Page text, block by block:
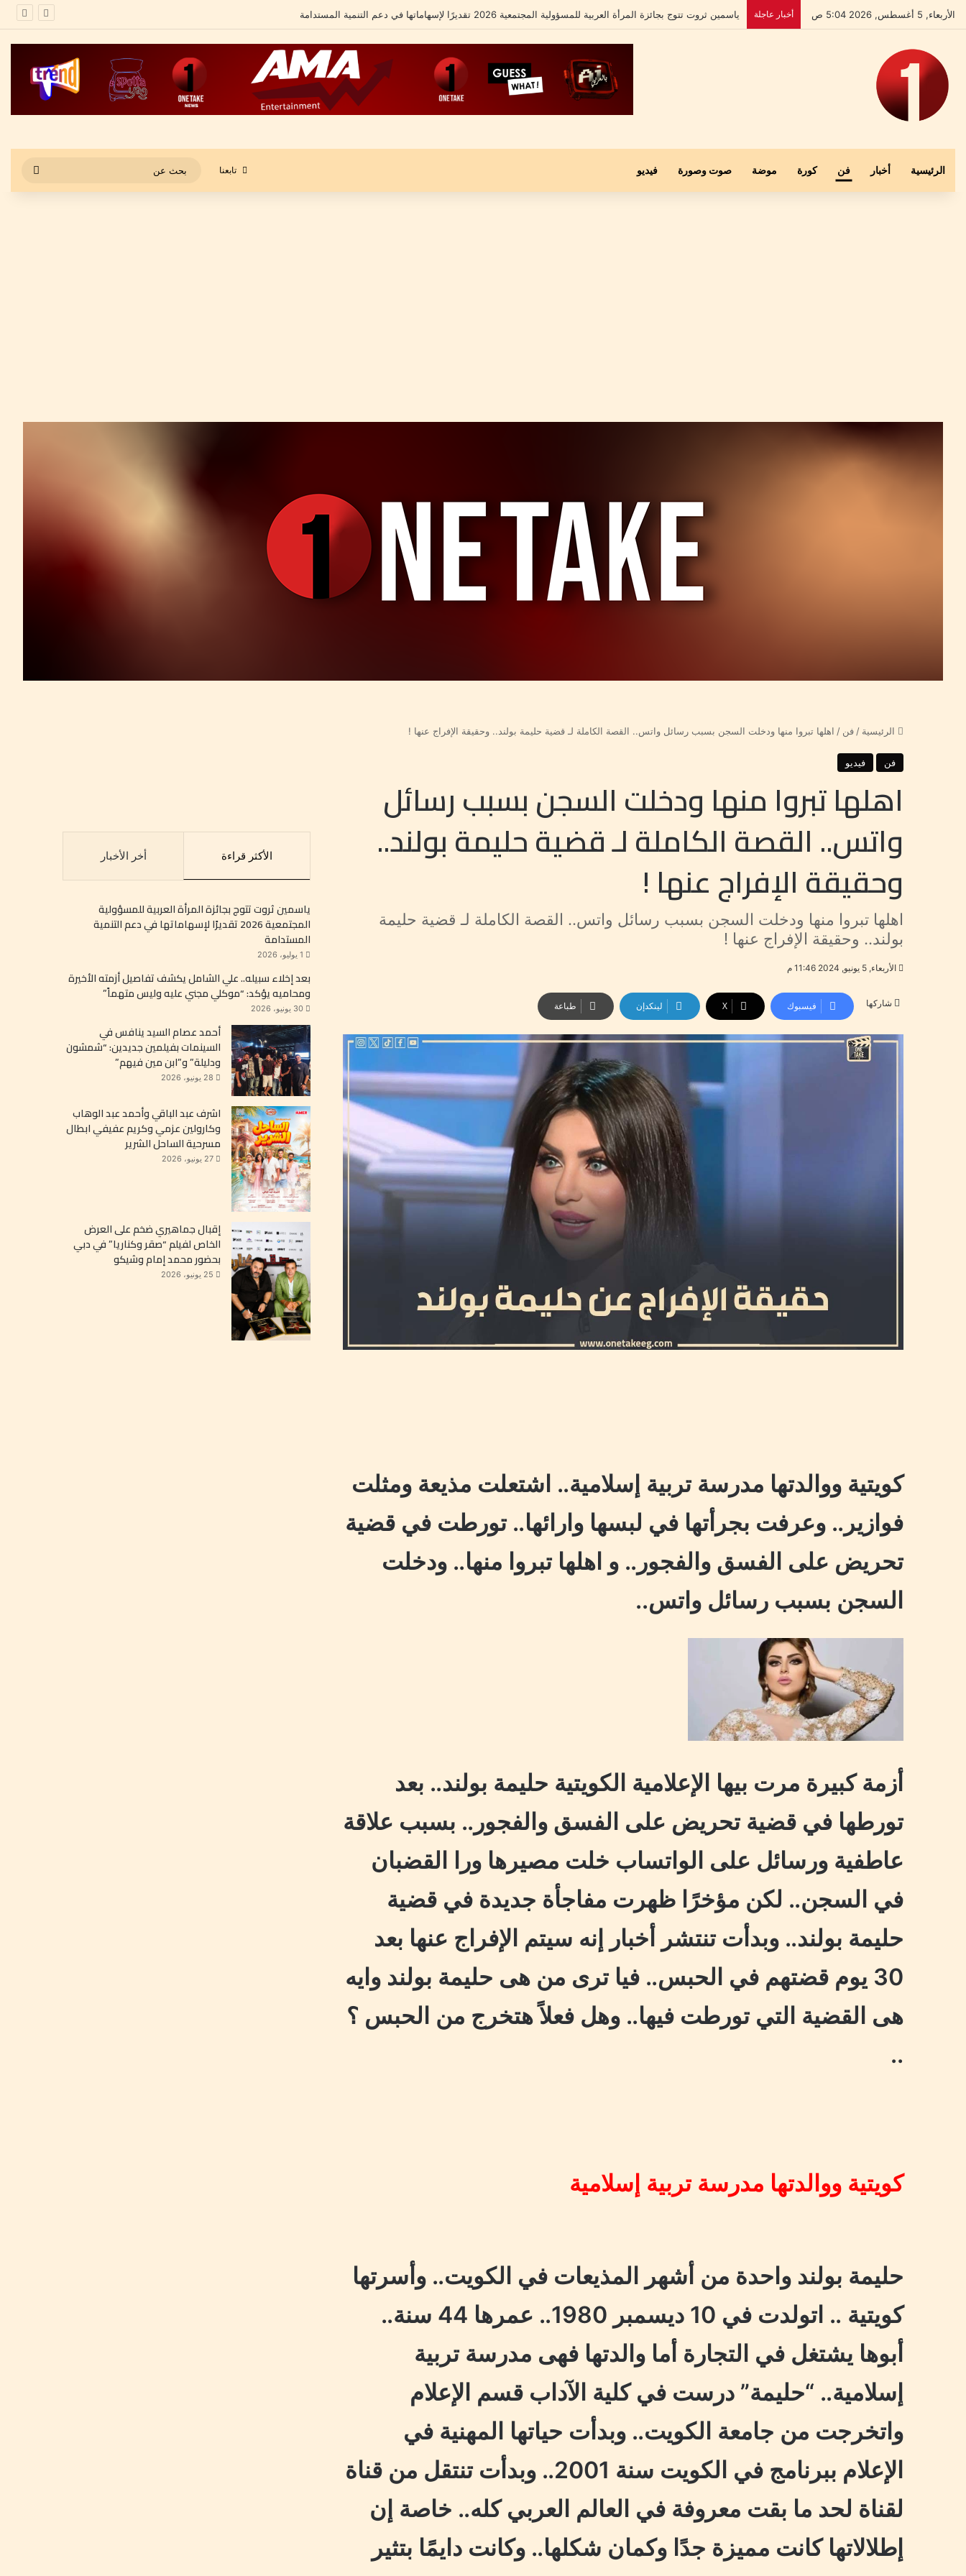
الأربعاء, 5 أغسطس, 2026 5:04 ص أخبار عاجلة بعد إخلاء سبيله.. علي الشامل يكشف تفاصيل أزمته الأخيرة ومحاميه يؤكد: “موكلي مجني عليه وليس متهماً”
الرئيسية أخبار فن كورة موضة صوت وصورة فيديو تابعنا
عن
الرئيسية / فن / اهلها تبروا منها ودخلت السجن بسبب رسائل واتس.. القصة الكاملة لـ قضية حليمة بولند.. وحقيقة الإفراج عنها !
فن فيديو
اهلها تبروا منها ودخلت السجن بسبب رسائل
واتس.. القصة الكاملة لـ قضية حليمة بولند..
وحقيقة الإفراج عنها !
اهلها تبروا منها ودخلت السجن بسبب رسائل واتس.. القصة الكاملة لـ قضية حليمة
بولند.. وحقيقة الإفراج عنها !
الأربعاء, 5 يونيو, 2024 11:46 م
شاركها فيسبوك ‫X لينكدإن طباعة
كويتية ووالدتها مدرسة تربية إسلامية.. اشتعلت مذيعة ومثلت
فوازير.. وعرفت بجرأتها في لبسها وارائها.. تورطت في قضية
تحريض على الفسق والفجور.. و اهلها تبروا منها.. ودخلت
السجن بسبب رسائل واتس..
أزمة كبيرة مرت بيها الإعلامية الكويتية حليمة بولند.. بعد
تورطها في قضية تحريض على الفسق والفجور.. بسبب علاقة
عاطفية ورسائل على الواتساب خلت مصيرها ورا القضبان
في السجن.. لكن مؤخرًا ظهرت مفاجأة جديدة في قضية
حليمة بولند.. وبدأت تنتشر أخبار إنه سيتم الإفراج عنها بعد
30 يوم قضتهم في الحبس.. فيا ترى من هى حليمة بولند وايه
هى القضية التي تورطت فيها.. وهل فعلاً هتخرج من الحبس ؟
..
كويتية ووالدتها مدرسة تربية إسلامية
حليمة بولند واحدة من أشهر المذيعات في الكويت.. وأسرتها
كويتية .. اتولدت في 10 ديسمبر 1980.. عمرها 44 سنة..
أبوها يشتغل في التجارة أما والدتها فهى مدرسة تربية
إسلامية.. “حليمة” درست في كلية الآداب قسم الإعلام
واتخرجت من جامعة الكويت.. وبدأت حياتها المهنية في
الإعلام ببرنامج في الكويت سنة 2001.. وبدأت تنتقل من قناة
لقناة لحد ما بقت معروفة في العالم العربي كله.. خاصة إن
إطلالاتها كانت مميزة جدًا وكمان شكلها.. وكانت دايمًا بتثير
الأكثر قراءة أخر الأخبار
ياسمين ثروت تتوج بجائزة المرأة العربية للمسؤولية
المجتمعية 2026 تقديرًا لإسهاماتها في دعم التنمية
المستدامة
1 يوليو، 2026
بعد إخلاء سبيله.. علي الشامل يكشف تفاصيل أزمته الأخيرة
ومحاميه يؤكد: “موكلي مجني عليه وليس متهماً”
30 يونيو، 2026
أحمد عصام السيد ينافس في
السينمات بفيلمين جديدين: “شمشون
ودليلة” و”ابن مين فيهم”
28 يونيو، 2026
اشرف عبد الباقي وأحمد عبد الوهاب
وكارولين عزمي وكريم عفيفي ابطال
مسرحية الساحل الشرير
27 يونيو، 2026
إقبال جماهيري ضخم على العرض
الخاص لفيلم “صقر وكناريا” في دبي
بحضور محمد إمام وشيكو
25 يونيو، 2026